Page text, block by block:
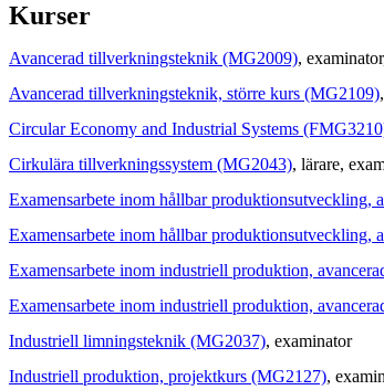
Kurser
Avancerad tillverkningsteknik (MG2009), examinator
Avancerad tillverkningsteknik, större kurs (MG2109)
Circular Economy and Industrial Systems
Cirkulära tillverkningssystem (MG2043), lärare,
Examensarbete inom hållbar produktionsutveckling,
Examensarbete inom hållbar produktionsutveckling,
Examensarbete inom industriell produktion,
Examensarbete inom industriell produktion,
Industriell limningsteknik (MG2037), examinator
Industriell produktion, projektkurs (MG2127),